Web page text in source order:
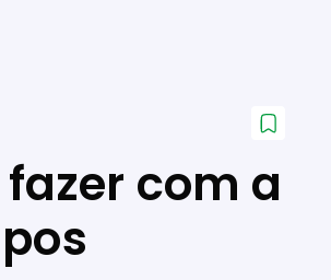
com a